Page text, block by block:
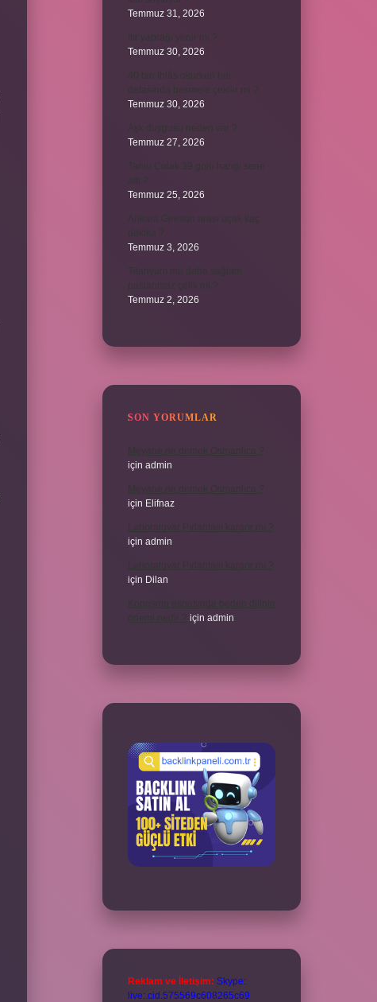
Temmuz 31, 2026
Temmuz 30, 2026
Temmuz 30, 2026
Temmuz 27, 2026
Temmuz 25, 2026
Temmuz 3, 2026
Temmuz 2, 2026
SON YORUMLAR
için admin
için Elifnaz
için admin
için Dilan
için admin
Reklam ve İletişim: Skype:
live:.cid.575569c608265c69